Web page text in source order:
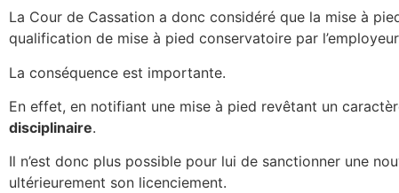
La Cour de Cassation a donc considéré que la mise à
qualification de mise à pied conservatoire par
La conséquence est importante.
En effet, en notifiant une mise à pied revêtant un
disciplinaire.
Il n’est donc plus possible pour lui de sanctionner une
ultérieurement son licenciement.